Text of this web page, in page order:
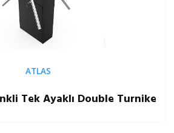
ATLAS
Tek Ayaklı Double Turnike